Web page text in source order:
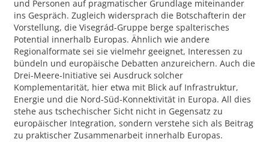
und Personen auf pragmatischer Grundlage miteinander
ins Gespräch. Zugleich widersprach die Botschafterin der
Vorstellung, die Visegrád-Gruppe berge spalterisches
Potential innerhalb Europas. Ähnlich wie andere
Regionalformate sei sie vielmehr geeignet, Interessen zu
bündeln und europäische Debatten anzureichern. Auch die
Drei-Meere-Initiative sei Ausdruck solcher
Komplementarität, hier etwa mit Blick auf Infrastruktur,
Energie und die Nord-Süd-Konnektivität in Europa. All dies
stehe aus tschechischer Sicht nicht in Gegensatz zu
europäischer Integration, sondern verstehe sich als Beitrag
zu praktischer Zusammenarbeit innerhalb Europas.